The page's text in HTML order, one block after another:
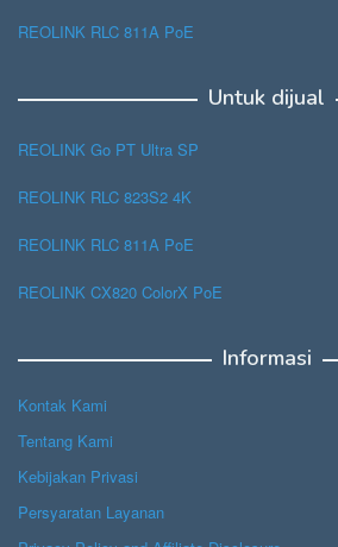
REOLINK RLC 811A PoE
Untuk dijual
REOLINK Go PT Ultra SP
REOLINK RLC 823S2 4K
REOLINK RLC 811A PoE
REOLINK CX820 ColorX PoE
Informasi
Kontak Kami
Tentang Kami
Kebijakan Privasi
Persyaratan Layanan